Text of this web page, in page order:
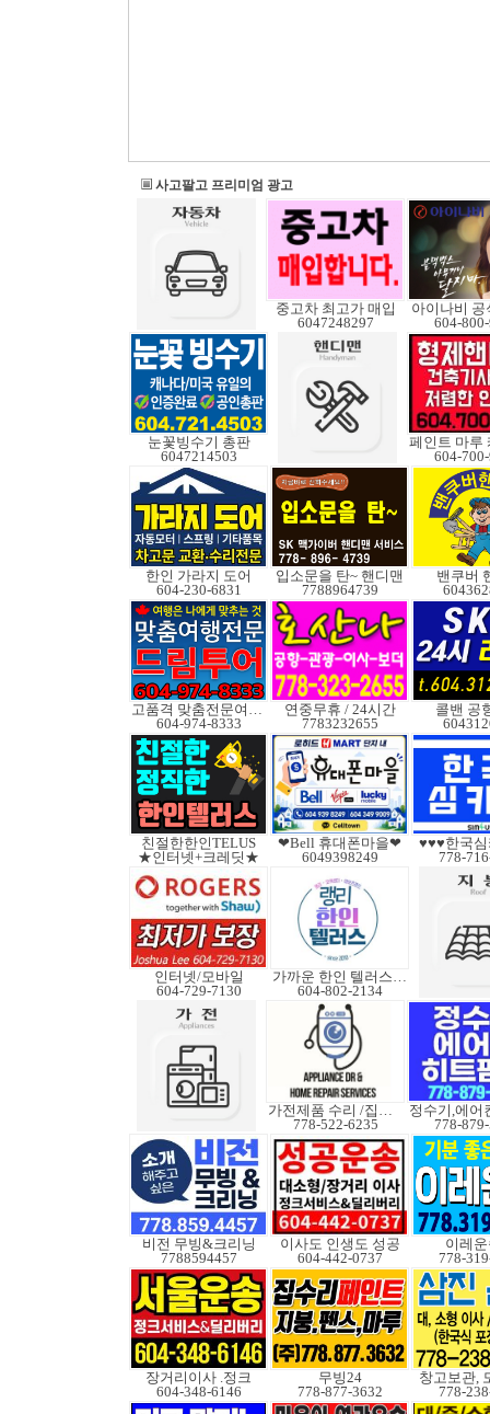
사고팔고 프리미엄 광고
중고차 최고가 매입
6047248297
아이나비 공
604-
눈꽃빙수기 총판
6047214503
604-
한인 가라지 도어
604-230-6831
입소문을 탄~ 핸디맨
7788964739
밴쿠버
고품격 맞춤전문여행사
604-974-8333
연중무휴 / 24시간
7783232655
콜밴 공
친절한한인TELUS
★인터넷+크레딧★
❤Bell 휴대폰마을❤
6049398249
♥♥♥한국
778-
인터넷/모바일
604-729-7130
가까운 한인 텔러스쿠도
604-802-2134
가전제품 수리 /집수리
778-522-6235
778-
비전 무빙&크리닝
7788594457
이사도 인생도 성공
604-442-0737
이레
778-
장거리이사 .정크
604-348-6146
무빙24
778-877-3632
창고보관,
778-